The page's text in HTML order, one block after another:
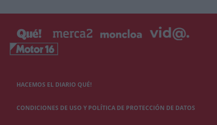
HACEMOS EL DIARIO QUÉ!
CONDICIONES DE USO Y POLÍTICA DE PROTECCIÓN DE DATOS